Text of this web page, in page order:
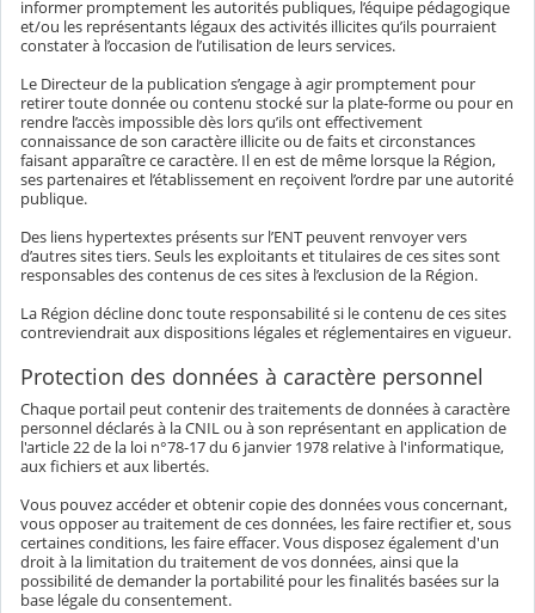
informer promptement les autorités publiques, l’équipe pédagogique
et/ou les représentants légaux des activités illicites qu’ils pourraient
constater à l’occasion de l’utilisation de leurs services.
Le Directeur de la publication s’engage à agir promptement pour
retirer toute donnée ou contenu stocké sur la plate-forme ou pour en
rendre l’accès impossible dès lors qu’ils ont effectivement
connaissance de son caractère illicite ou de faits et circonstances
faisant apparaître ce caractère. Il en est de même lorsque la Région,
ses partenaires et l’établissement en reçoivent l’ordre par une autorité
publique.
Des liens hypertextes présents sur l’ENT peuvent renvoyer vers
d’autres sites tiers. Seuls les exploitants et titulaires de ces sites sont
responsables des contenus de ces sites à l’exclusion de la Région.
La Région décline donc toute responsabilité si le contenu de ces sites
contreviendrait aux dispositions légales et réglementaires en vigueur.
Protection des données à caractère personnel
Chaque portail peut contenir des traitements de données à caractère
personnel déclarés à la CNIL ou à son représentant en application de
l'article 22 de la loi n°78-17 du 6 janvier 1978 relative à l'informatique,
aux fichiers et aux libertés.
Vous pouvez accéder et obtenir copie des données vous concernant,
vous opposer au traitement de ces données, les faire rectifier et, sous
certaines conditions, les faire effacer. Vous disposez également d'un
droit à la limitation du traitement de vos données, ainsi que la
possibilité de demander la portabilité pour les finalités basées sur la
base légale du consentement.